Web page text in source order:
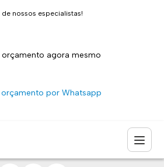
nossos especialistas!
orçamento agora mesmo
orçamento por Whatsapp